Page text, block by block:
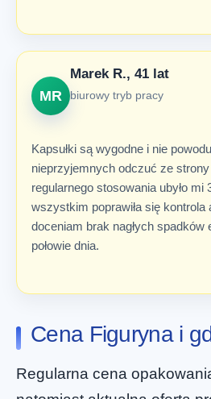
MR
Marek R., 41 lat
biurowy tryb pracy
Kapsułki są wygodne i nie
nieprzyjemnych odczuć ze
regularnego stosowania ubyło mi
wszystkim poprawiła się kontrola
doceniam brak nagłych spadków
połowie dnia.
Cena Figuryna i
Regularna cena